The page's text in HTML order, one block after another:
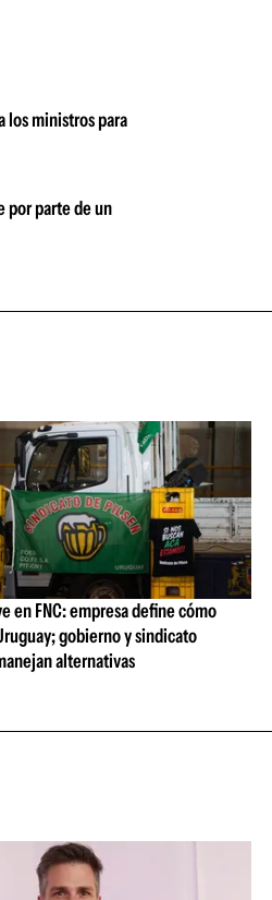
los ministros para
por parte de un
en FNC: empresa define cómo
gobierno y sindicato
alternativas